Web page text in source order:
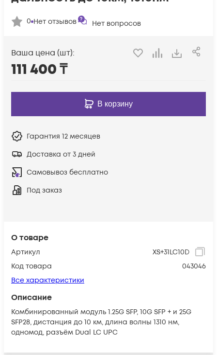
О товаре
Артикул
XS+31LC10D
Код товара
043046
Все характеристики
Описание
Комбинированный модуль 1.25G SFP, 10G SFP + и 25G
SFP28, дистанция до 10 км, длина волны 1310 нм,
одномод, разъём Dual LC UPC
0 Нет отзывов Нет вопросов
Ваша цена (шт):
111 400₸
В корзину
Гарантия 12 месяцев
Доставка от 3 дней
Самовывоз бесплатно
Под заказ